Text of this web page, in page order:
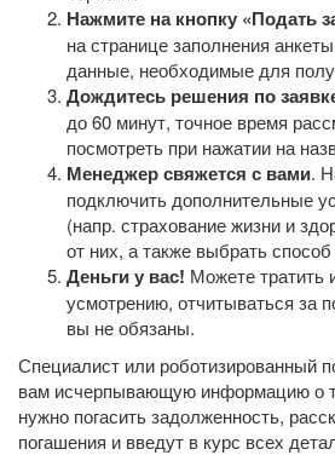
Нажмите на кнопку «Подать
на странице заполнения
данные, необходимые для
Дождитесь решения по
до 60 минут, точное время
посмотреть при нажатии на
Менеджер свяжется с вами.
подключить дополнительные
(напр. страхование жизни и
от них, а также выбрать
Деньги у вас! Можете тратить
усмотрению, отчитываться за
вы не обязаны.
Специалист или
вам исчерпывающую информацию о
нужно погасить задолженность,
погашения и введут в курс всех